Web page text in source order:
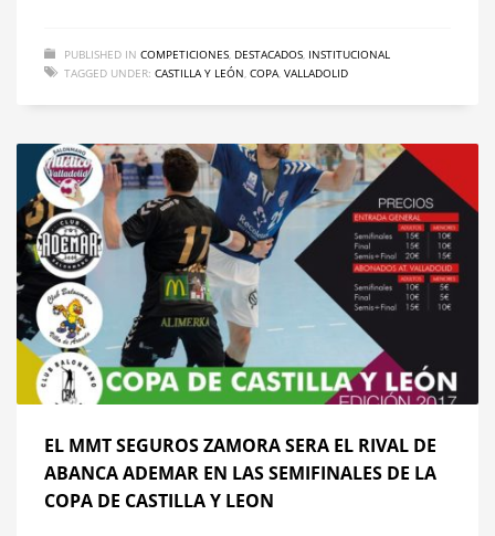
PUBLISHED IN COMPETICIONES DESTACADOS INSTITUCIONAL
TAGGED UNDER: CASTILLA Y LEÓN COPA VALLADOLID
EL MMT SEGUROS ZAMORA SERA EL RIVAL DE
ABANCA ADEMAR EN LAS SEMIFINALES DE LA
COPA DE CASTILLA Y LEON